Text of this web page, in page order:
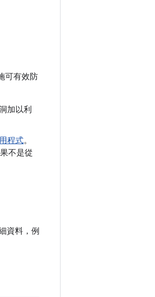
可有效防
加以利
程式。
不是從
資料，例